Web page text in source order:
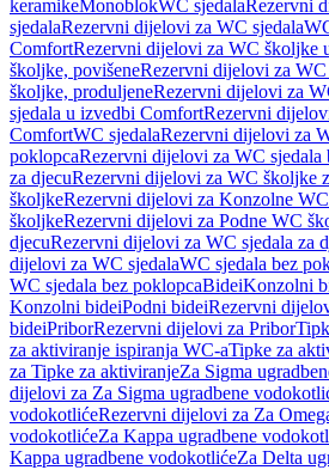
keramikeMonoblokWC sjedalaRezervni
sjedalaRezervni dijelovi za WC sjedala
ComfortRezervni dijelovi za WC školjke
školjke, povišeneRezervni dijelovi za
školjke, produljeneRezervni dijelovi za
sjedala u izvedbi ComfortRezervni
ComfortWC sjedalaRezervni dijelovi za
poklopcaRezervni dijelovi za WC sjedala
za djecuRezervni dijelovi za WC školjke
školjkeRezervni dijelovi za Konzolne
školjkeRezervni dijelovi za Podne WC
djecuRezervni dijelovi za WC sjedala za
dijelovi za WC sjedalaWC sjedala bez
WC sjedala bez poklopcaBideiKonzolni
Konzolni bideiPodni bideiRezervni
bideiPriborRezervni dijelovi za Pribor
za aktiviranje ispiranja WC-aTipke za
za Tipke za aktiviranjeZa Sigma
dijelovi za Za Sigma ugradbene
vodokotlićeRezervni dijelovi za Za
vodokotlićeZa Kappa ugradbene
Kappa ugradbene vodokotlićeZa Delta